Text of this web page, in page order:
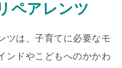
ペアレンツ
ツは、子育てに必要なモ
ンドやこどもへのかかわ